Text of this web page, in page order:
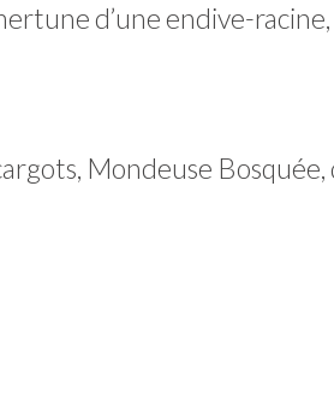
d’une endive-
Mondeuse Bosquée,